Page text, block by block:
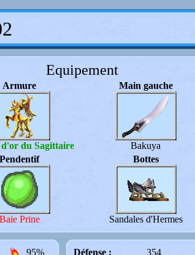
Equipement
Armure
du Sagittaire
Main gauche
Bakuya
Pendentif
Baie Prine
Bottes
Sandales d'Hermes
95%
Défense :
354